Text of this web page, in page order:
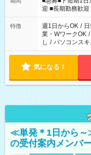
時/22-翌6時/0-翌
フト！
迎 ■長期勤務歓迎
特徴 週1日からOK /
業・WワークOK /
し / パソコンス
気になる！
≪単発＊1日から～
の受付案内メンバ